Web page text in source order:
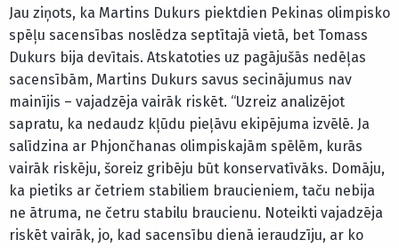
Jau ziņots, ka Martins Dukurs piektdien Pekinas olimpisko
spēļu sacensības noslēdza septītajā vietā, bet Tomass
Dukurs bija devītais. Atskatoties uz pagājušās nedēļas
sacensībām, Martins Dukurs savus secinājumus nav
mainījis – vajadzēja vairāk riskēt. “Uzreiz analizējot
sapratu, ka nedaudz kļūdu pieļāvu ekipējuma izvēlē. Ja
salīdzina ar Phjončhanas olimpiskajām spēlēm, kurās
vairāk riskēju, šoreiz gribēju būt konservatīvāks. Domāju,
ka pietiks ar četriem stabiliem braucieniem, taču nebija
ne ātruma, ne četru stabilu braucienu. Noteikti vajadzēja
riskēt vairāk, jo, kad sacensību dienā ieraudzīju, ar ko